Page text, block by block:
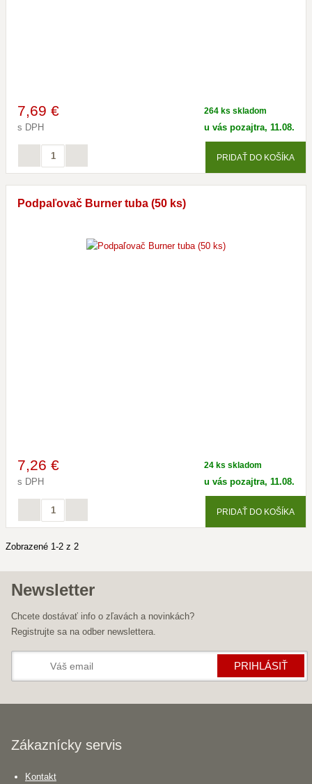
7,69 €
s DPH
264 ks skladom
u vás pozajtra, 11.08.
PRIDAŤ DO KOŠÍKA
Podpaľovač Burner tuba (50 ks)
7,26 €
s DPH
24 ks skladom
u vás pozajtra, 11.08.
PRIDAŤ DO KOŠÍKA
Zobrazené 1-2 z 2
Newsletter
Chcete dostávať info o zľavách a novinkách?
Registrujte sa na odber newslettera.
PRIHLÁSIŤ
Zákaznícky servis
Kontakt